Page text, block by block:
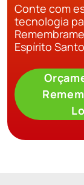
Conte com
tecnologia
Espírito Santo